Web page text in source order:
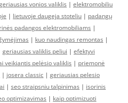
vonios valiklis | elektromobiliu
| lietuvoje daugeja stoteliu | padangų
padangos elektromobiliams |
| kuo naudingas remontas |
geriausias valiklis peliui | efektyvi
veikiantis pelėsio valiklis | priemonė
| josera classic | geriausias pelesio
| seo straipsniu talpinimas | isorinis
optimizavimas | kaip optimizuoti